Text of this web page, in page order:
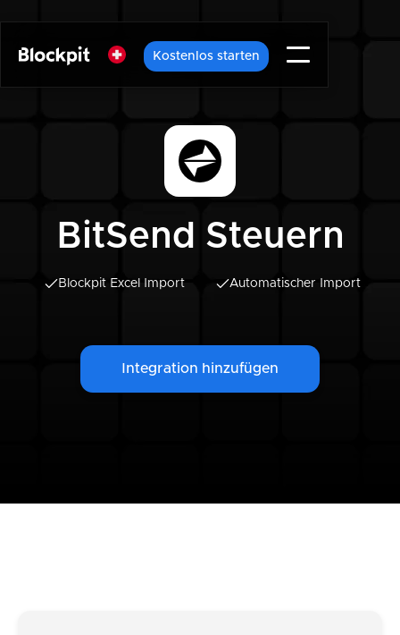
Kostenlos starten
BitSend Steuern
Blockpit Excel Import Automatischer Import
Integration hinzufügen